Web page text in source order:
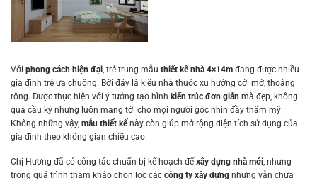
Với phong cách hiện đại, trẻ trung mẫu thiết kế nhà 4×14m đang được nhiều
gia đình trẻ ưa chuộng. Bởi đây là kiểu nhà thuộc xu hướng cởi mở, thoáng
rộng. Được thực hiện với ý tưởng tạo hình kiến trúc đơn giản mà đẹp, không
quá cầu kỳ nhưng luôn mang tới cho mọi người góc nhìn đầy thẩm mỹ.
Không những vậy, mẫu thiết kếnày còn giúp mở rộng diện tích sử dụng của
gia đình theo không gian chiều cao.
Chị Hương đã có công tác chuẩn bị kế hoạch để xây dựng nhà mới, nhưng
trong quá trình tham khảo chọn lọc các công ty xây dựng nhưng vẫn chưa